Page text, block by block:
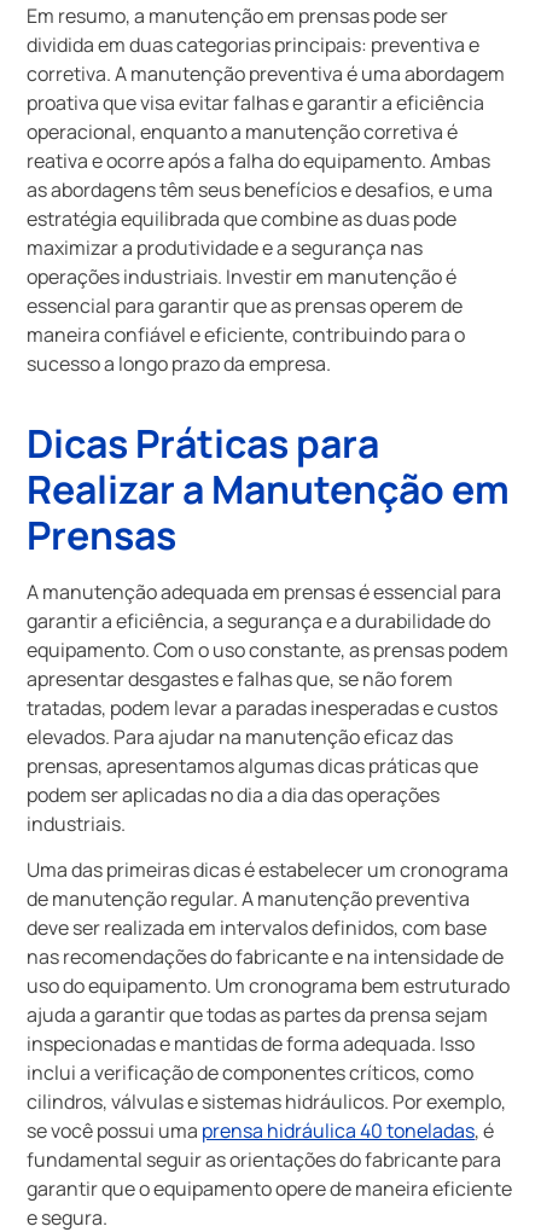
Em resumo, a manutenção em prensas pode ser
dividida em duas categorias principais: preventiva e
corretiva. A manutenção preventiva é uma abordagem
proativa que visa evitar falhas e garantir a eficiência
operacional, enquanto a manutenção corretiva é
reativa e ocorre após a falha do equipamento. Ambas
as abordagens têm seus benefícios e desafios, e uma
estratégia equilibrada que combine as duas pode
maximizar a produtividade e a segurança nas
operações industriais. Investir em manutenção é
essencial para garantir que as prensas operem de
maneira confiável e eficiente, contribuindo para o
sucesso a longo prazo da empresa.
Dicas Práticas para
Realizar a Manutenção em
Prensas
A manutenção adequada em prensas é essencial para
garantir a eficiência, a segurança e a durabilidade do
equipamento. Com o uso constante, as prensas podem
apresentar desgastes e falhas que, se não forem
tratadas, podem levar a paradas inesperadas e custos
elevados. Para ajudar na manutenção eficaz das
prensas, apresentamos algumas dicas práticas que
podem ser aplicadas no dia a dia das operações
industriais.
Uma das primeiras dicas é estabelecer um cronograma
de manutenção regular. A manutenção preventiva
deve ser realizada em intervalos definidos, com base
nas recomendações do fabricante e na intensidade de
uso do equipamento. Um cronograma bem estruturado
ajuda a garantir que todas as partes da prensa sejam
inspecionadas e mantidas de forma adequada. Isso
inclui a verificação de componentes críticos, como
cilindros, válvulas e sistemas hidráulicos. Por exemplo,
se você possui uma prensa hidráulica 40 toneladas, é
fundamental seguir as orientações do fabricante para
garantir que o equipamento opere de maneira eficiente
e segura.